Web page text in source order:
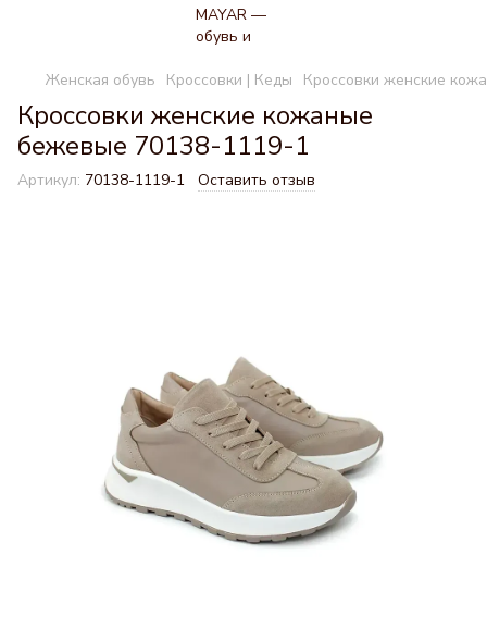
Женская обувь Кроссовки | Кеды Кроссовки женские
Кроссовки женские кожаные
бежевые 70138-1119-1
Артикул: 70138-1119-1 Оставить отзыв